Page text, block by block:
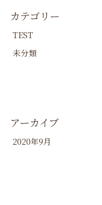
カテゴリー
TEST
未分類
アーカイブ
2020年9月